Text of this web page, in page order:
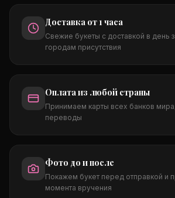
Доставка от 1 часа
Свежие букеты с доставкой в день
городам присутствия
Оплата из любой страны
Принимаем карты всех банков
переводы
Фото до и после
Покажем букет перед отправкой и
момента вручения